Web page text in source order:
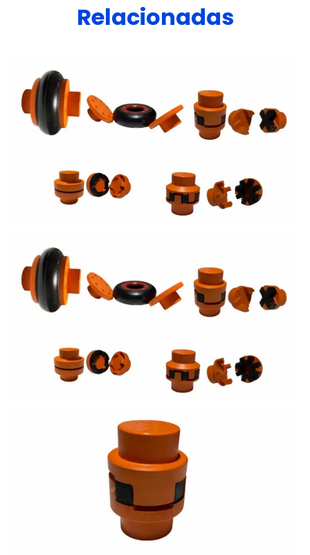
Relacionadas